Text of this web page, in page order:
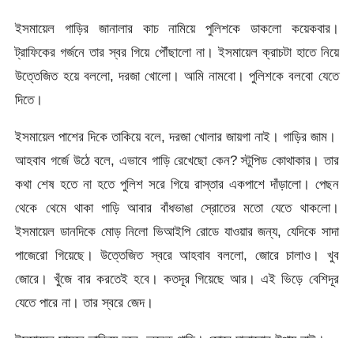
ইসমায়েল গাড়ির জানালার কাচ নামিয়ে পুলিশকে ডাকলো কয়েকবার।
ট্রাফিকের গর্জনে তার স্বর গিয়ে পৌঁছালো না। ইসমায়েল ক্রাচটা হাতে নিয়ে
উত্তেজিত হয়ে বললো, দরজা খোলো। আমি নামবো। পুলিশকে বলবো যেতে
দিতে।
ইসমায়েল পাশের দিকে তাকিয়ে বলে, দরজা খোলার জায়গা নাই। গাড়ির জাম।
আহবাব গর্জে উঠে বলে, এভাবে গাড়ি রেখেছো কেন? স্টুপিড কোথাকার। তার
কথা শেষ হতে না হতে পুলিশ সরে গিয়ে রাস্তার একপাশে দাঁড়ালো। পেছন
থেকে থেমে থাকা গাড়ি আবার বাঁধভাঙা স্রোতের মতো যেতে থাকলো।
ইসমায়েল ডানদিকে মোড় নিলো ভিআইপি রোডে যাওয়ার জন্য, যেদিকে সাদা
পাজেরো গিয়েছে। উত্তেজিত স্বরে আহবাব বললো, জোরে চালাও। খুব
জোরে। খুঁজে বার করতেই হবে। কতদূর গিয়েছে আর। এই ভিড়ে বেশিদূর
যেতে পারে না। তার স্বরে জেদ।